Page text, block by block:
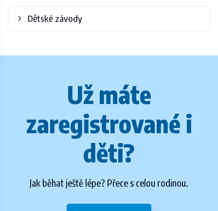
Dětské závody
Už máte
zaregistrované i
děti?
Jak běhat ještě lépe? Přece s celou rodinou.